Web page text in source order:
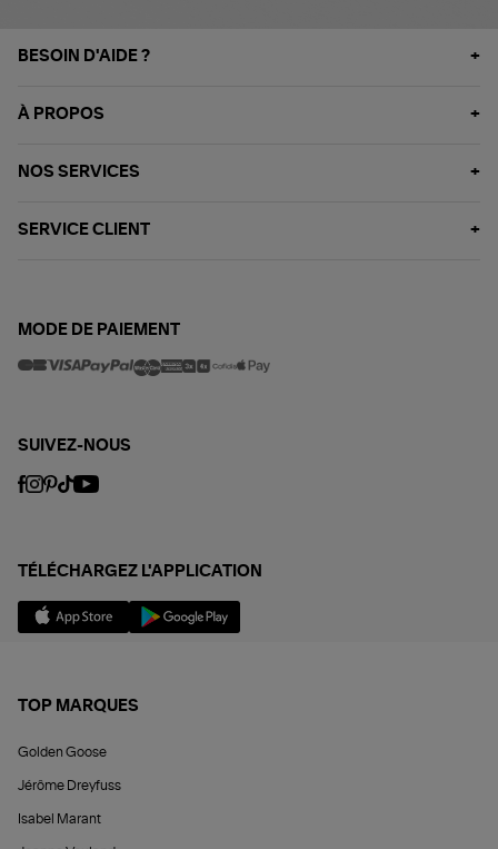
BESOIN D'AIDE ?
À PROPOS
NOS SERVICES
SERVICE CLIENT
MODE DE PAIEMENT
SUIVEZ-NOUS
TÉLÉCHARGEZ L'APPLICATION
TOP MARQUES
Golden Goose
Jérôme Dreyfuss
Isabel Marant